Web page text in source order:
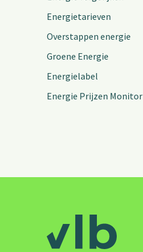
Energietarieven
Overstappen energie
Groene Energie
Energielabel
Energie Prijzen Monitor